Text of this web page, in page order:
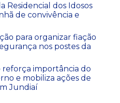
Residencial dos Idosos
de convivência e
para organizar fiação
nos postes da
reforça importância do
e mobiliza ações de
Jundiaí